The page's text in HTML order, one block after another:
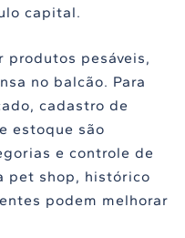
capital.
produtos pesáveis,
no balcão. Para
cadastro de
estoque são
e controle de
pet shop, histórico
podem melhorar